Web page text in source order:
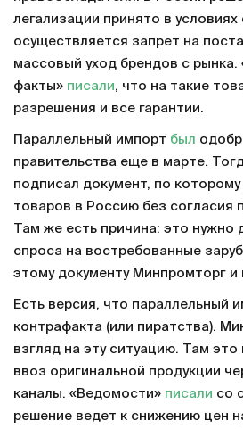
легализации принято в условиях
осуществляется запрет на
массовый уход брендов с рынка.
факты» писали, что на такие
разрешения и все гарантии.
Параллельный импорт был
правительства еще в марте.
подписал документ, по
товаров в Россию без согласия
Там же есть причина: это нужно
спроса на востребованные
этому документу Минпромторг и
Есть версия, что параллельный
контрафакта (или пиратства).
взгляд на эту ситуацию. Там это
ввоз оригинальной продукции
каналы. «Ведомости» писали со
решение ведет к снижению цен